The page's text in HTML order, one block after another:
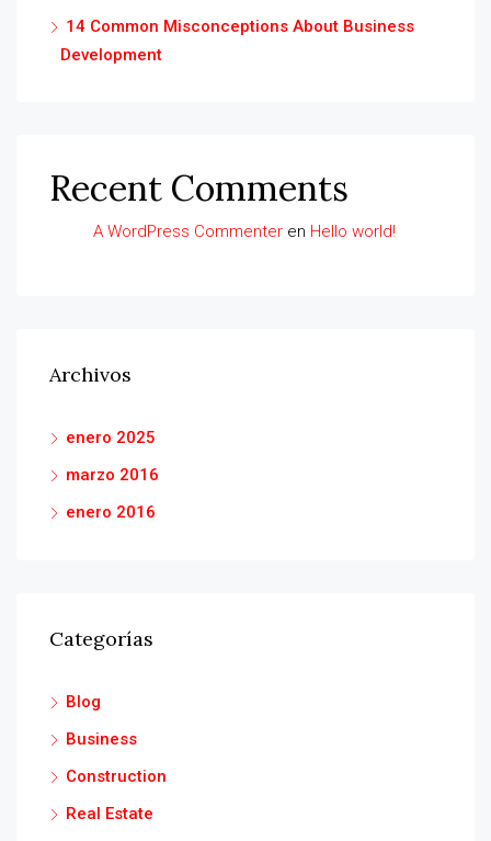
14 Common Misconceptions About Business
Development
Recent Comments
A WordPress Commenter en Hello world!
Archivos
enero 2025
marzo 2016
enero 2016
Categorías
Blog
Business
Construction
Real Estate